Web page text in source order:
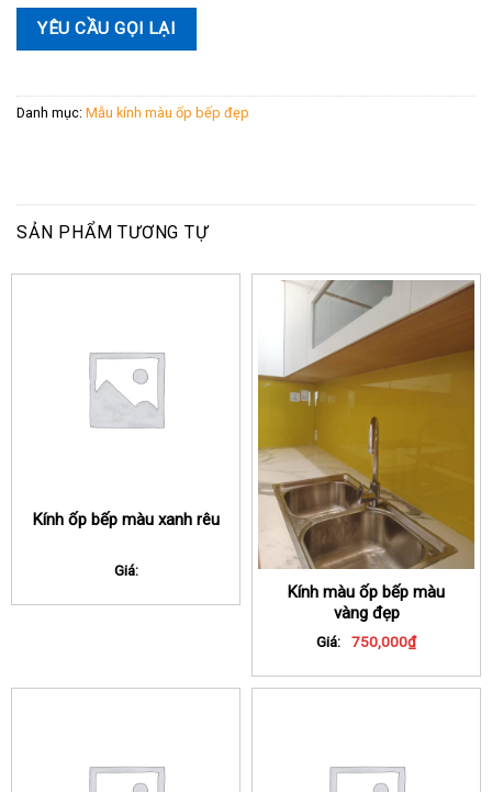
Danh mục: Mẫu kính màu ốp bếp đẹp
SẢN PHẨM TƯƠNG TỰ
Kính ốp bếp màu xanh rêu
Giá:
Kính màu ốp bếp màu
vàng đẹp
Giá: 750,000₫